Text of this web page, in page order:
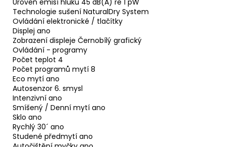
Úroveň emisí hluku 45 dB(A) re 1 pW
Technologie sušení NaturalDry System
Ovládání elektronické / tlačítky
Displej ano
Zobrazení displeje Černobílý grafický
Ovládání - programy
Počet teplot 4
Počet programů mytí 8
Eco mytí ano
Autosenzor 6. smysl
Intenzivní ano
Smíšený / Denní mytí ano
Sklo ano
Rychlý 30´ ano
Studené předmytí ano